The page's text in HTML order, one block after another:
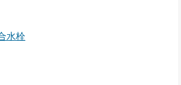
水栓